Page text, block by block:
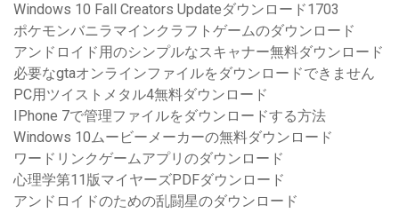
Windows 10 Fall Creators Updateダウンロード1703
ポケモンバニラマインクラフトゲームのダウンロード
アンドロイド用のシンプルなスキャナー無料ダウンロード
必要なgtaオンラインファイルをダウンロードできません
PC用ツイストメタル4無料ダウンロード
IPhone 7で管理ファイルをダウンロードする方法
Windows 10ムービーメーカーの無料ダウンロード
ワードリンクゲームアプリのダウンロード
心理学第11版マイヤーズPDFダウンロード
アンドロイドのための乱闘星のダウンロード